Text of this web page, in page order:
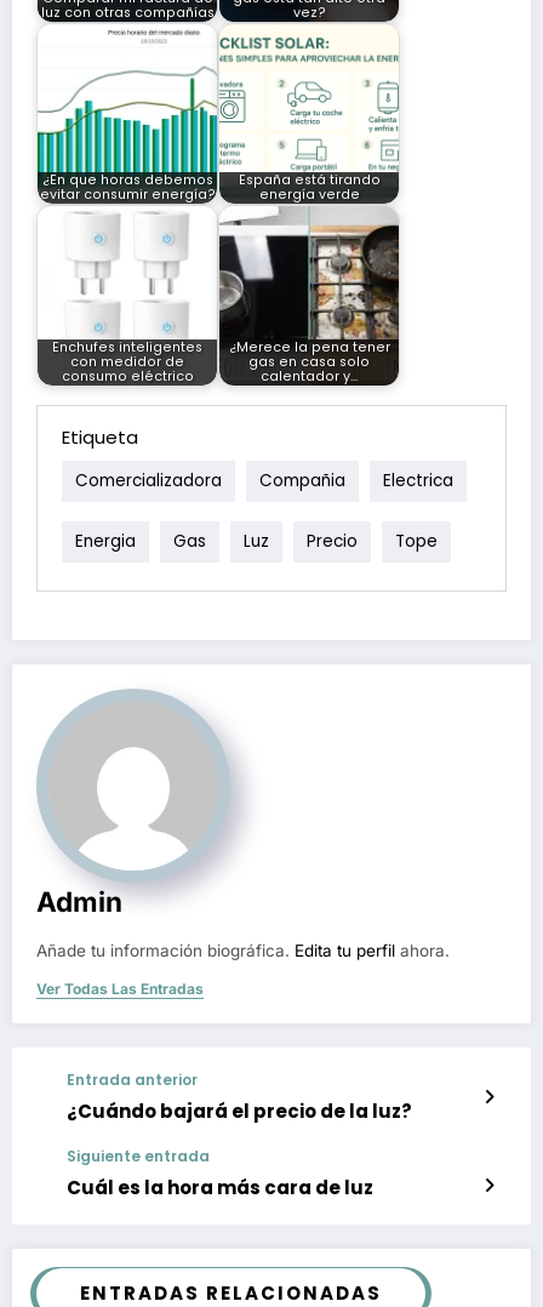
luz con otras compañías
vez?
¿En que horas debemos
evitar consumir energía?
España está tirando
energía verde
Enchufes inteligentes
con medidor de
consumo eléctrico
¿Merece la pena tener
gas en casa solo
calentador y…
Etiqueta
Comercializadora Compañia Electrica
Energia Gas Luz Precio Tope
Admin
Añade tu información biográfica. Edita tu perfil ahora.
Ver Todas Las Entradas
Entrada anterior
¿Cuándo bajará el precio de la luz?
Siguiente entrada
Cuál es la hora más cara de luz
ENTRADAS RELACIONADAS